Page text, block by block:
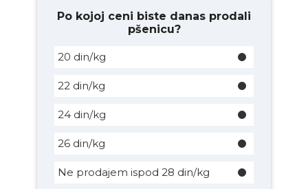
Po kojoj ceni biste danas prodali
pšenicu?
20 din/kg
22 din/kg
24 din/kg
26 din/kg
Ne prodajem ispod 28 din/kg